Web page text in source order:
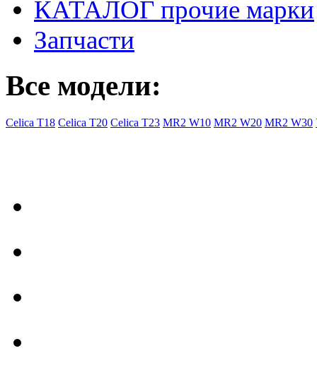
КАТАЛОГ прочие марки
Запчасти
Все модели:
Celica T18 Celica T20 Celica T23 MR2 W10 MR2 W20 MR2 W30